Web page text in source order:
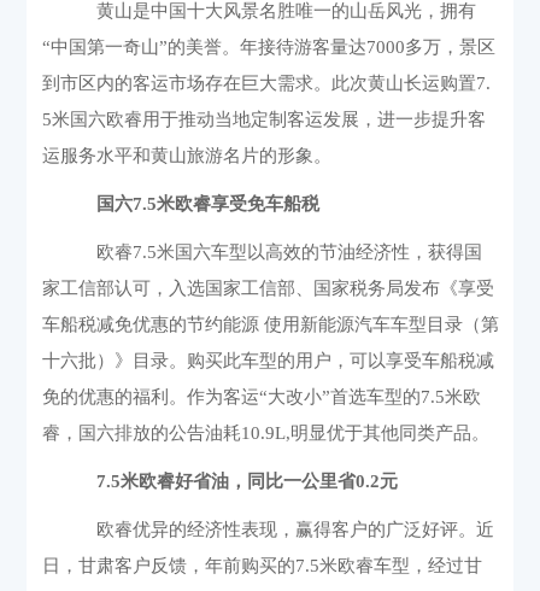
黄山是中国十大风景名胜唯一的山岳风光，拥有
“中国第一奇山”的美誉。年接待游客量达7000多万，景区
到市区内的客运市场存在巨大需求。此次黄山长运购置7.
5米国六欧睿用于推动当地定制客运发展，进一步提升客
运服务水平和黄山旅游名片的形象。
国六7.5米欧睿享受免车船税
欧睿7.5米国六车型以高效的节油经济性，获得国
家工信部认可，入选国家工信部、国家税务局发布《享受
车船税减免优惠的节约能源 使用新能源汽车车型目录（第
十六批）》目录。购买此车型的用户，可以享受车船税减
免的优惠的福利。作为客运“大改小”首选车型的7.5米欧
睿，国六排放的公告油耗10.9L,明显优于其他同类产品。
7.5米欧睿好省油，同比一公里省0.2元
欧睿优异的经济性表现，赢得客户的广泛好评。近
日，甘肃客户反馈，年前购买的7.5米欧睿车型，经过甘